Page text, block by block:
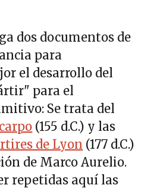
dos documentos de
para
el desarrollo del
para el
Se trata del
(155 d.C.) y las
de Lyon (177 d.C.)
de Marco Aurelio.
repetidas aquí las